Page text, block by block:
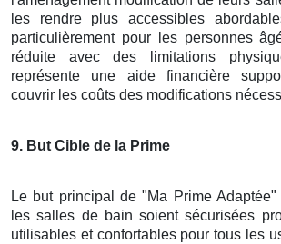
les rendre plus accessibles
particulièrement pour les personnes
réduite avec des limitations
représente une aide financière
couvrir les coûts des modifications
9. But Cible de la Prime
Le but principal de "Ma Prime
les salles de bain soient sécurisées
utilisables et confortables pour tous les